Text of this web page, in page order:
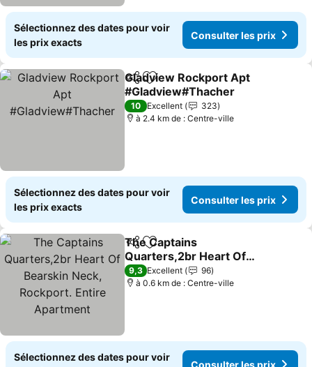
Sélectionnez des dates pour voir
les prix exacts
Consulter les prix
PartagerAjouter à mes favoris
Gladview Rockport Apt
#Gladview#Thacher
10 Excellent
323
à 2.4 km de : Centre-ville
Sélectionnez des dates pour voir
les prix exacts
Consulter les prix
PartagerAjouter à mes favoris
The Captains
Quarters,2br Heart Of
Bearskin Neck, Rockport.
Entire Apartment
9,3 Excellent
96
à 0.6 km de : Centre-ville
Sélectionnez des dates pour voir
Consulter les prix